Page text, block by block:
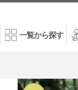
一覧から探す